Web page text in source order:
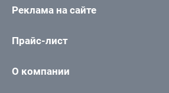
Реклама на сайте
Прайс-лист
О компании